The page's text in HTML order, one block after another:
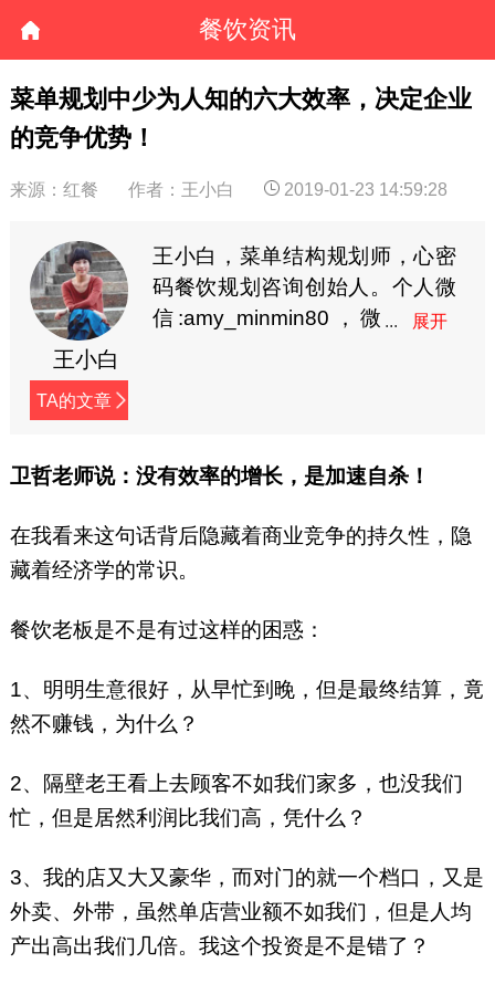
餐饮资讯
菜单规划中少为人知的六大效率，决定企业
的竞争优势！
来源：红餐 作者：王小白 2019-01-23 14:59:28
王小白
TA的文章
王小白，菜单结构规划师，心密
码餐饮规划咨询创始人。个人微
信:amy_minmin80，微
卫哲老师说：没有效率的增长，是加速自杀！
在我看来这句话背后隐藏着商业竞争的持久性，隐
藏着经济学的常识。
餐饮老板是不是有过这样的困惑：
1、明明生意很好，从早忙到晚，但是最终结算，竟
然不赚钱，为什么？
2、隔壁老王看上去顾客不如我们家多，也没我们
忙，但是居然利润比我们高，凭什么？
3、我的店又大又豪华，而对门的就一个档口，又是
外卖、外带，虽然单店营业额不如我们，但是人均
产出高出我们几倍。我这个投资是不是错了？